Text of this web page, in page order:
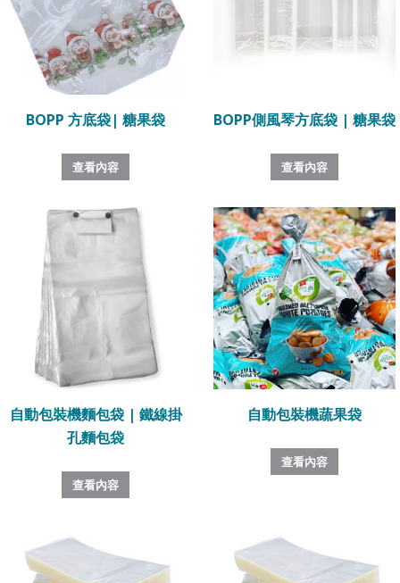
BOPP 方底袋| 糖果袋
查看內容
BOPP側風琴方底袋 | 糖果袋
查看內容
自動包裝機麵包袋 | 鐵線掛
孔麵包袋
查看內容
自動包裝機蔬果袋
查看內容